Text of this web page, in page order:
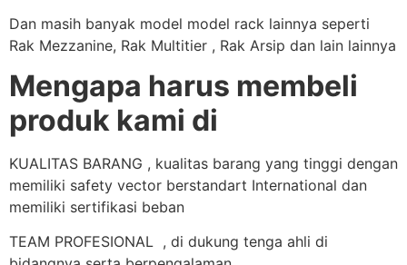
Dan masih banyak model model rack lainnya seperti
Rak Mezzanine, Rak Multitier , Rak Arsip dan lain lainnya
Mengapa harus membeli
produk kami di
KUALITAS BARANG , kualitas barang yang tinggi dengan
memiliki safety vector berstandart International dan
memiliki sertifikasi beban
TEAM PROFESIONAL , di dukung tenga ahli di